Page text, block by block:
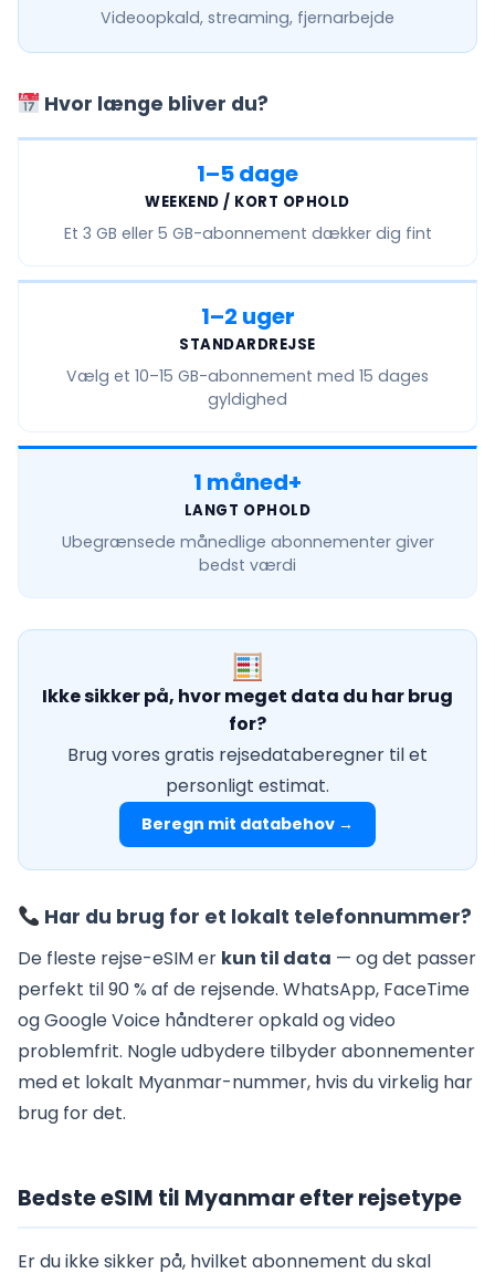
Videoopkald, streaming, fjernarbejde
Hvor længe bliver du?
1–5 dage
WEEKEND / KORT OPHOLD
Et 3 GB eller 5 GB-abonnement dækker dig fint
1–2 uger
STANDARDREJSE
Vælg et 10–15 GB-abonnement med 15 dages
gyldighed
1 måned+
LANGT OPHOLD
Ubegrænsede månedlige abonnementer giver
bedst værdi
Ikke sikker på, hvor meget data du har brug
for?
Brug vores gratis rejsedataberegner til et
personligt estimat.
Beregn mit databehov →
Har du brug for et lokalt telefonnummer?
De fleste rejse-eSIM er kun til data — og det passer
perfekt til 90 % af de rejsende. WhatsApp, FaceTime
og Google Voice håndterer opkald og video
problemfrit. Nogle udbydere tilbyder abonnementer
med et lokalt Myanmar-nummer, hvis du virkelig har
brug for det.
Bedste eSIM til Myanmar efter rejsetype
Er du ikke sikker på, hvilket abonnement du skal